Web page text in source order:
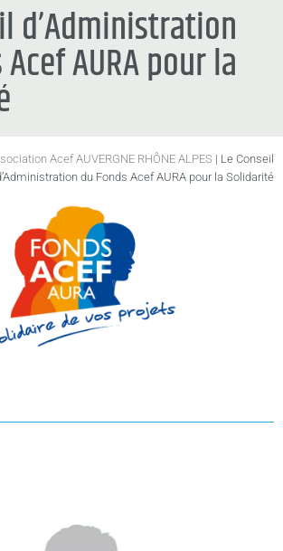
d’Administration
AURA pour la
Acef AUVERGNE RHÔNE ALPES | Le Conseil
du Fonds Acef AURA pour la Solidarité